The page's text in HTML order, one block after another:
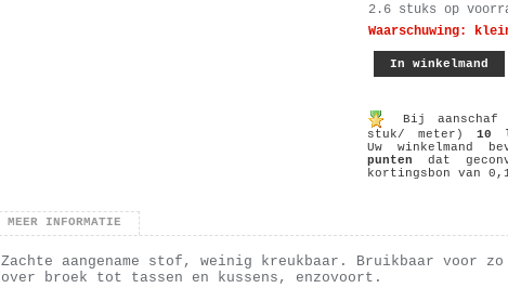
2.6
stuks op
Waarschuwing:
Bij aanschaf
stuk/ meter) 10
Uw winkelmand
punten dat
kortingsbon van
MEER INFORMATIE
Zachte aangename stof, weinig kreukbaar. Bruikbaar voor
over broek tot tassen en kussens, enzovoort.